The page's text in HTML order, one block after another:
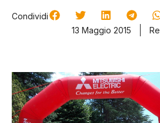
Condividi
13 Maggio 2015